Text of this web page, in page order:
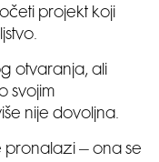
projekt koji
otvaranja, ali
svojim
nije dovoljna.
pronalazi – ona se